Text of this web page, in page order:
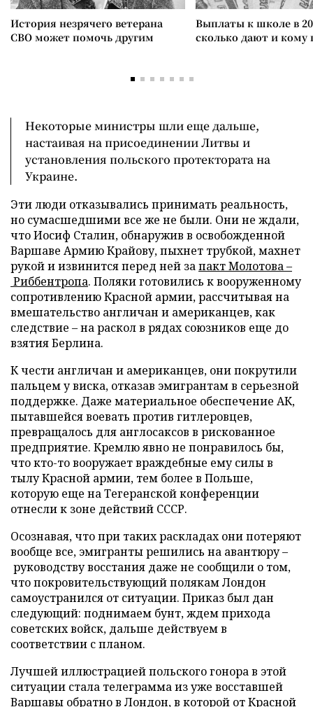
История незрячего ветерана
СВО может помочь другим
Выплаты к школе в
сколько дают и
Некоторые министры шли еще дальше,
настаивая на присоединении Литвы и
установления польского протектората на
Украине.
Эти люди отказывались принимать реальность,
но сумасшедшими все же не были. Они не ждали,
что Иосиф Сталин, обнаружив в освобожденной
Варшаве Армию Крайову, пыхнет трубкой, махнет
рукой и извинится перед ней запакт Молотова –
Риббентропа. Поляки готовились к вооруженному
сопротивлению Красной армии, рассчитывая на
вмешательство англичан и американцев, как
следствие – на раскол в рядах союзников еще до
взятия Берлина.
К чести англичан и американцев, они покрутили
пальцем у виска, отказав эмигрантам в серьезной
поддержке. Даже материальное обеспечение АК,
пытавшейся воевать против гитлеровцев,
превращалось для англосаксов в рискованное
предприятие. Кремлю явно не понравилось бы,
что кто-то вооружает враждебные ему силы в
тылу Красной армии, тем более в Польше,
которую еще на Тегеранской конференции
отнесли к зоне действий СССР.
Осознавая, что при таких раскладах они потеряют
вообще все, эмигранты решились на авантюру –
руководству восстания даже не сообщили о том,
что покровительствующий полякам Лондон
самоустранился от ситуации. Приказ был дан
следующий: поднимаем бунт, ждем прихода
советских войск, дальше действуем в
соответствии с планом.
Лучшей иллюстрацией польского гонора в этой
ситуации стала телеграмма из уже восставшей
Варшавы обратно в Лондон, в которой от Красной